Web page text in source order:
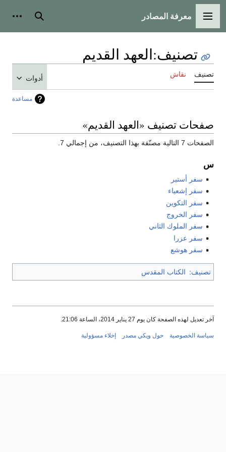
القائمة الرئيسية
معرفة المصادر بحث
تصنيف:العهد القديم
تصنيف نقاش أدوات
مساعدة
صفحات تصنيف «العهد القديم»
الصفحات 7 التالية مصنّفة بهذا التصنيف، من إجمالي 7.
س
سفر أستير
سفر إشعياء
سفر التكوين
سفر الخروج
سفر الملوك الثاني
سفر عزرا
سفر هوشع
تصنيف: الكتاب المقدس
آخر تعديل لهذه الصفحة كان يوم 27 يناير 2014، الساعة 21:06.
سياسة الخصوصية حول ويكي مصدر إخلاء مسؤولية